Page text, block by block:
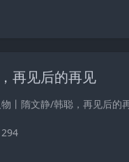
再见后的再见
丨隋文静/韩聪，再见后的
294